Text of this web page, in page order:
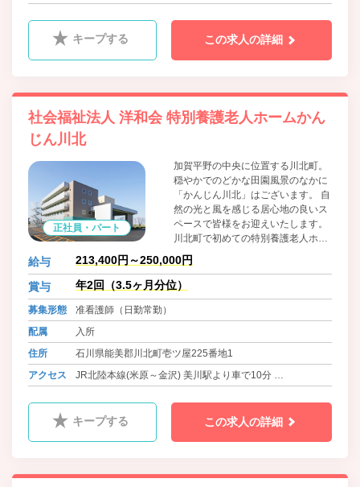
キープする この求人の詳細
社会福祉法人 洋和会 特別養護老人ホームかん
じん川北
正社員・パート
加賀平野の中央に位置する川北町。
穏やかでのどかな田園風景のなかに
「かんじん川北」はございます。 自
然の光と風を感じる居心地の良いス
ペースで皆様をお迎えいたします。
川北町で初めての特別養護老人ホー
ムのスタッフを募集しています。新
しい施設で新しいことにチャレンジ
したい方お待ちしております。
給与 213,400円～250,000円
賞与 年2回（3.5ヶ月分位）
募集形態
准看護師（日勤常勤）
配属
入所
住所
石川県能美郡川北町壱ツ屋225番地1
アクセス
JR北陸本線(米原～金沢) 美川駅より車で10分
キープする この求人の詳細